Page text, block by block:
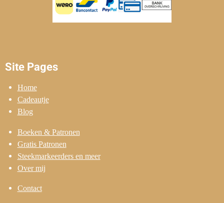
Site Pages
Home
Cadeautje
Blog
Boeken & Patronen
Gratis Patronen
Steekmarkeerders en meer
Over mij
Contact